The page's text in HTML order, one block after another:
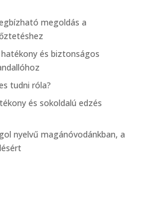
megoldás a
és biztonságos
tudni róla?
és sokoldalú edzés
nyelvű magánóvodánkban, a